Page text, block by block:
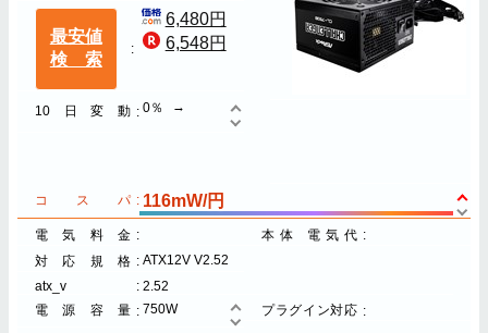
最安値
検索
6,480円
6,548円
10日変動 0％
コスパ 116mW/円
電気料金
本体 電気代
対応規格
ATX12V V2.52
atx_v
2.52
電源容量
750W プラグイン対応